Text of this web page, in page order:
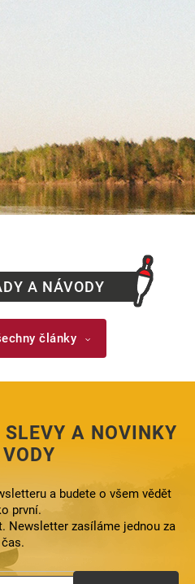
A NÁVODY
články
SLEVY A NOVINKY
a budete o všem vědět
první.
Newsletter zasíláme jednou za
čas.